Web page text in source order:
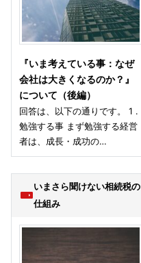
『いま考えている事：なぜ
会社は大きくなるのか？』
について（後編）
回答は、以下の通りです。 1 .
勉強する事 まず勉強する経営
者は、成長・成功の…
いまさら聞けない相続税の
仕組み